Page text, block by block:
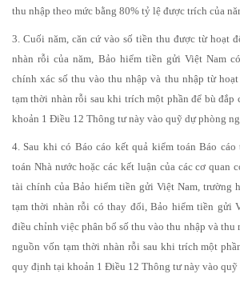
thu nhập theo mức bằng 80% tỷ lệ được trích của
3. Cuối năm, căn cứ vào số tiền thu được từ hoạt
nhàn rỗi của năm, Bảo hiểm tiền gửi Việt Nam
chính xác số thu vào thu nhập và thu nhập từ
tạm thời nhàn rỗi sau khi trích một phần để bù
khoản 1 Điều 12 Thông tư này vào quỹ dự phòng
4. Sau khi có Báo cáo kết quả kiểm toán Báo
toán Nhà nước hoặc các kết luận của các cơ quan
tài chính của Bảo hiểm tiền gửi Việt Nam, trường
tạm thời nhàn rỗi có thay đổi, Bảo hiểm tiền gửi
điều chỉnh việc phân bổ số thu vào thu nhập và thu
nguồn vốn tạm thời nhàn rỗi sau khi trích một
quy định tại khoản 1 Điều 12 Thông tư này vào